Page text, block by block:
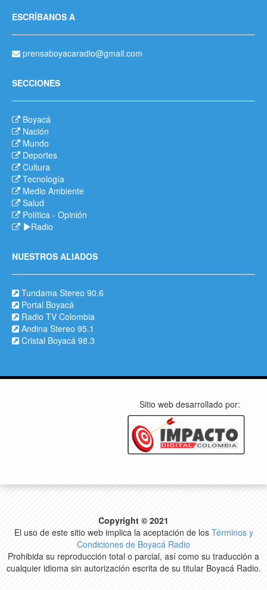
ESCRÍBANOS A
prensaboyacaradio@gmail.com
SECCIONES
Boyacá
Nación
Mundo
Deportes
Cultura
Tecnología
Medio Ambiente
Salud
Política - Opinión
Radio
NUESTROS ALIADOS
Tundama Stereo 90.6
Portal Boyacá
Radio TV Colombia
Andina Stereo 95.1
Cristal Boyacá 98.3
Sitio web desarrollado por:
Copyright © 2021
El uso de este sitio web implica la aceptación de los Términos y
Condiciones de Boyacá Radio
Prohibida su reproducción total o parcial, así como su traducción a
cualquier idioma sin autorización escrita de su titular Boyacá Radio.